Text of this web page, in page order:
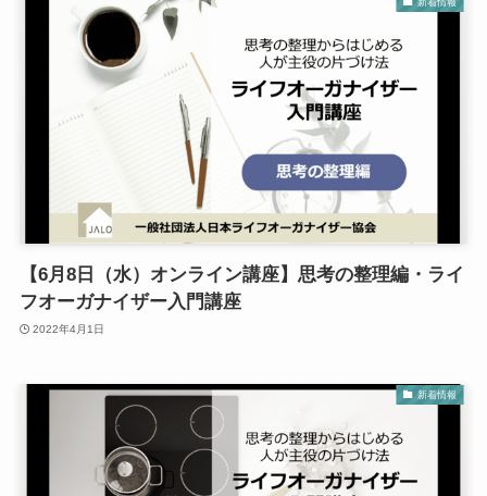
新着情報
【6月8日（水）オンライン講座】思考の整理編・ライ
フオーガナイザー入門講座
2022年4月1日
新着情報